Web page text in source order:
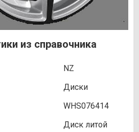
из справочника
NZ
Диски
WHS076414
Диск литой